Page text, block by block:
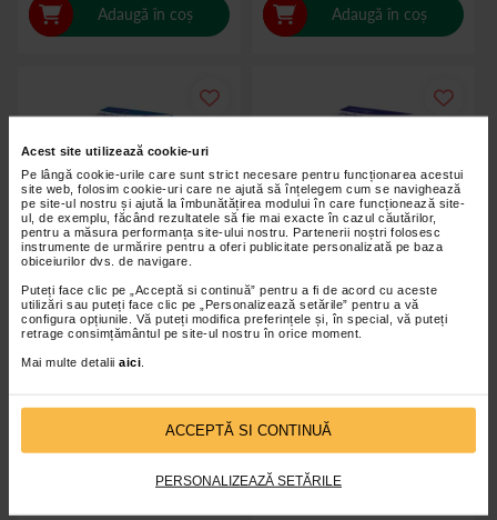
Acest site utilizează cookie-uri
Pe lângă cookie-urile care sunt strict necesare pentru funcționarea acestui
site web, folosim cookie-uri care ne ajută să înțelegem cum se navighează
pe site-ul nostru și ajută la îmbunătățirea modului în care funcționează site-
ul, de exemplu, făcând rezultatele să fie mai exacte în cazul căutărilor,
pentru a măsura performanța site-ului nostru. Partenerii noștri folosesc
instrumente de urmărire pentru a oferi publicitate personalizată pe baza
obiceiurilor dvs. de navigare.
Puteți face clic pe „Acceptă si continuă” pentru a fi de acord cu aceste
utilizări sau puteți face clic pe „Personalizează setările” pentru a vă
configura opțiunile. Vă puteți modifica preferințele și, în special, vă puteți
retrage consimțământul pe site-ul nostru în orice moment.
Mai multe detalii aici
ACCEPTĂ SI CONTINUĂ
PERSONALIZEAZĂ SETĂRILE
Adaugă în coș Adaugă în coș
Bandaj fixare elastic Peha-haft
15,90 Lei
Adaugă în coș
13,90 Lei
Adaugă în coș